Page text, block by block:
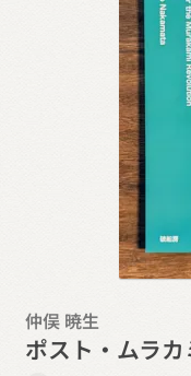
仲俣 暁生
ポスト・ムラカ